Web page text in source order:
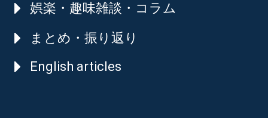
娯楽・趣味雑談・コラム
まとめ・振り返り
English articles